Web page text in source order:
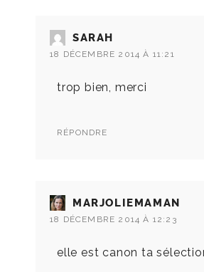
SARAH
18 DÉCEMBRE 2014 À 11:21
trop bien, merci
RÉPONDRE
MARJOLIEMAMAN
18 DÉCEMBRE 2014 À 12:23
elle est canon ta